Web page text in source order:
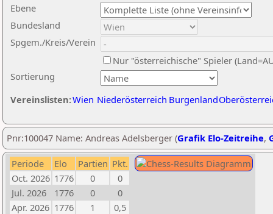
Ebene
Sortierung
Bundesland
Spgem./Kreis/Verein
Nur "österreichische" Spieler
Vereinslisten:Wien Niederösterreich Burgenland
Pnr:100047 Name: Andreas Adelsberger (Grafik Elo-Zeitreihe,
Periode Elo Partien Pkt.
Oct. 2026 1776 0
0
Jul. 2026
1776 0
0
Apr. 2026 1776 1
0,5